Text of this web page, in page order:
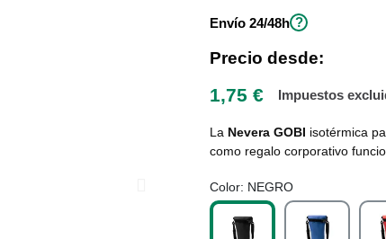
Envío 24/48h ?
Precio desde:
1,75 € Impuestos
La Nevera GOBI isotérmica
como regalo corporativo
Color NEGRO